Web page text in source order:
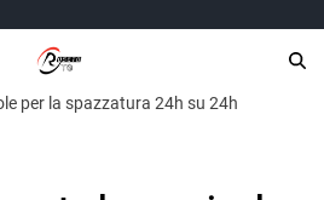
per la spazzatura 24h su 24h